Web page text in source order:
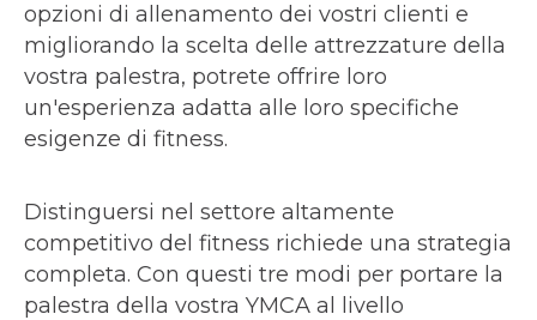
opzioni di allenamento dei vostri clienti e
migliorando la scelta delle attrezzature della
vostra palestra, potrete offrire loro
un'esperienza adatta alle loro specifiche
esigenze di fitness.
Distinguersi nel settore altamente
competitivo del fitness richiede una strategia
completa. Con questi tre modi per portare la
palestra della vostra YMCA al livello